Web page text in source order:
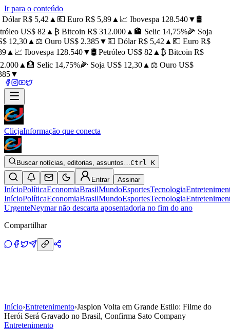
Ir para o conteúdo
R$ 5,42▲💶 Euro R$ 5,89▲📈 Ibovespa 128.540▼🛢️
US$ 82▲₿ Bitcoin R$ 312.000▲🏦 Selic 14,75%🌽 Soja
12,30▲⚖️ Ouro US$ 2.385▼💵 Dólar R$ 5,42▲💶 Euro R$
▲📈 Ibovespa 128.540▼🛢️ Petróleo US$ 82▲₿ Bitcoin R$
▲🏦 Selic 14,75%🌽 Soja US$ 12,30▲⚖️ Ouro US$
▼
ClicjaInformação que conecta
Buscar notícias, editorias, assuntos…Ctrl K
Entrar Assinar
InícioPolíticaEconomiaBrasilMundoEsportesTecnologia
InícioPolíticaEconomiaBrasilMundoEsportesTecnologia
UrgenteNeymar não descarta aposentadoria no fim do ano
Compartilhar
Início›Entretenimento›Jaspion Volta em Grande Estilo: Filme do
Herói Será Gravado no Brasil, Confirma Sato Company
Entretenimento